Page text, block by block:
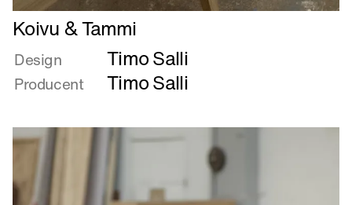
Læs
mere
om
Koivu
&
Koivu & Tammi
Design Timo Salli
Producent Timo Salli